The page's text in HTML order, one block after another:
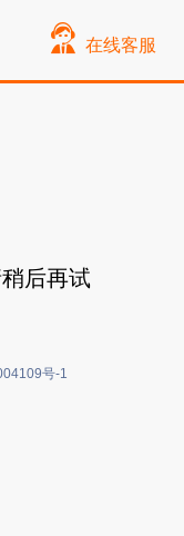
在线客服
后再试
号-1